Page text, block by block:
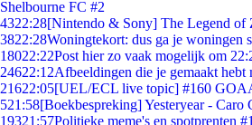
Shelbourne FC #2
4322:28[Nintendo & Sony] The Legend of
3822:28Woningtekort: dus ga je woningen
18022:22Post hier zo vaak mogelijk om
24622:12Afbeeldingen die je gemaakt hebt
21622:05[UEL/ECL live topic] #160
521:58[Boekbespreking] Yesteryear - Caro
19321:57Politieke meme's en spotprenten